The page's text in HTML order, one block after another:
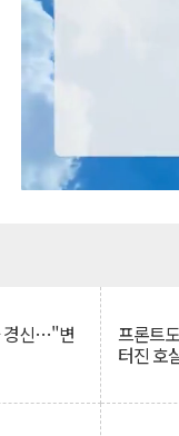
경신…"변 프론트
터진 호